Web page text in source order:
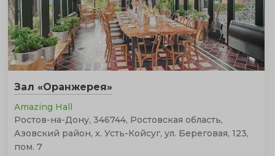
торжества.
Зал «Оранжерея»
Amazing Hall
Ростов-на-Дону, 346744, Ростовская область,
Азовский район, х. Усть-Койсуг, ул. Береговая, 123,
пом. 7